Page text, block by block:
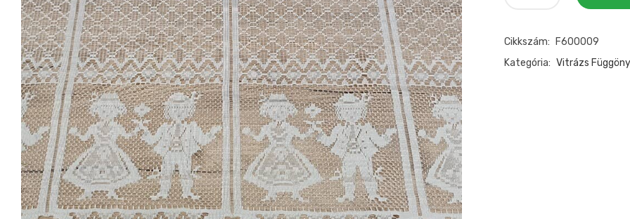
mintával
60cm
Cikkszám:
F600009
Kategória: Vitrázs